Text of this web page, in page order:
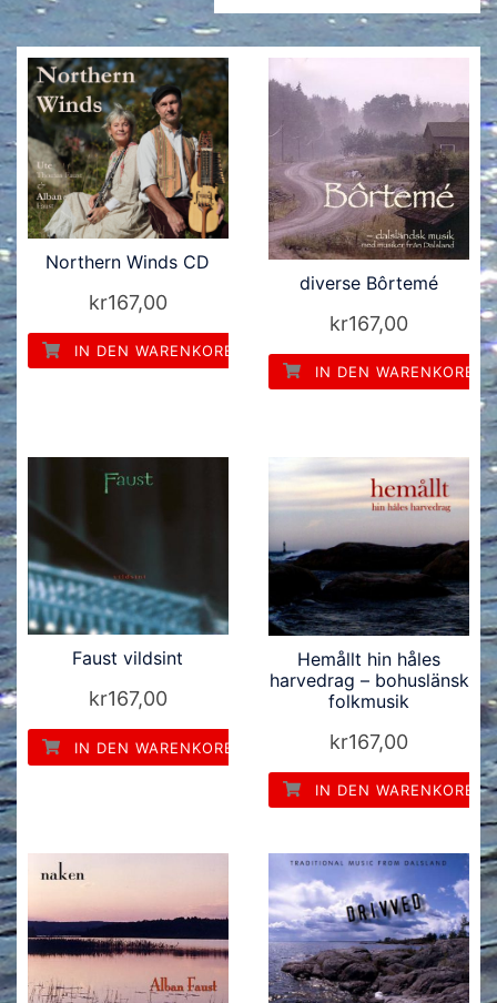
Northern Winds CD
kr167,00
IN DEN WARENKORB
diverse Bôrtemé
kr167,00
IN DEN WARENKORB
Faust vildsint
kr167,00
IN DEN WARENKORB
Hemållt hin håles
harvedrag – bohuslänsk
folkmusik
kr167,00
IN DEN WARENKORB